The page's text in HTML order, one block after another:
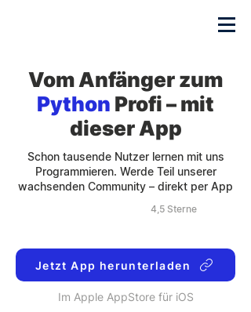
Vom Anfänger zum
Python Profi – mit
dieser App
Schon tausende Nutzer lernen mit uns
Programmieren. Werde Teil unserer
wachsenden Community – direkt per App
4,5 Sterne
Jetzt App herunterladen
Im Apple AppStore für iOS